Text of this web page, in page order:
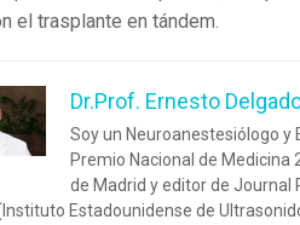
el trasplante en tándem.
Dr.Prof. Ernesto
Soy un Neuroanestesiólogo y
Premio Nacional de Medicina
de Madrid y editor de Journal
Estadounidense de